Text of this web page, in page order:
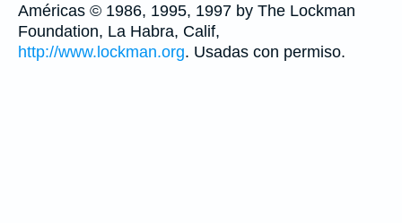
Américas © 1986, 1995, 1997 by The Lockman
Foundation, La Habra, Calif,
http://www.lockman.org. Usadas con permiso.